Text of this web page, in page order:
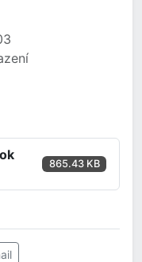
865.43 KB